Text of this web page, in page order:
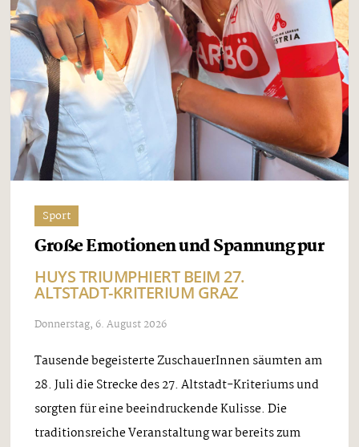
Sport
Große Emotionen und Spannung pur
HUYS TRIUMPHIERT BEIM 27.
ALTSTADT-KRITERIUM GRAZ
Donnerstag, 6. August 2026
Tausende begeisterte ZuschauerInnen säumten am
28. Juli die Strecke des 27. Altstadt-Kriteriums und
sorgten für eine beeindruckende Kulisse. Die
traditionsreiche Veranstaltung war bereits zum